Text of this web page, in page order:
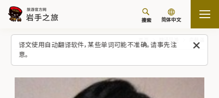
译文使用自动翻译软件，某些单词可能不准确。请事先注
意。
搜索 简体中文